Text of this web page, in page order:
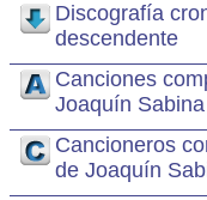
Discografía
descendente
Canciones
Joaquín Sabina
Cancioneros
de Joaquín